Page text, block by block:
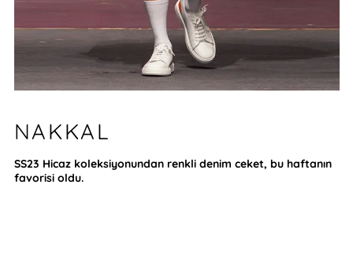
NAKKAL
SS23 Hicaz koleksiyonundan renkli denim ceket, bu haftanın
favorisi oldu.